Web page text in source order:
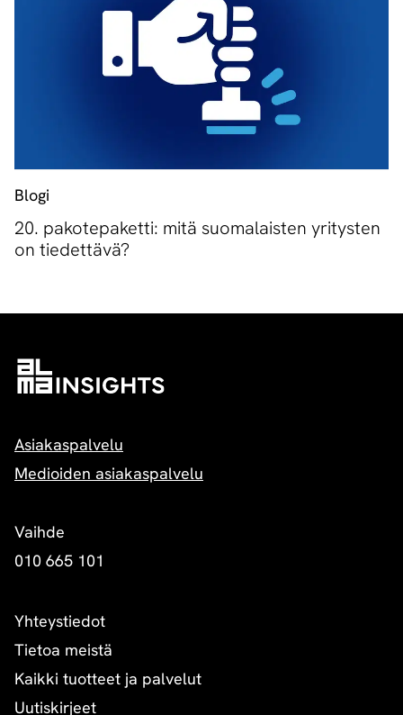
Blogi
20. pakotepaketti: mitä suomalaisten yritysten
on tiedettävä?
Asiakaspalvelu
Medioiden asiakaspalvelu
Vaihde
010 665 101
Yhteystiedot
Tietoa meistä
Kaikki tuotteet ja palvelut
Uutiskirjeet